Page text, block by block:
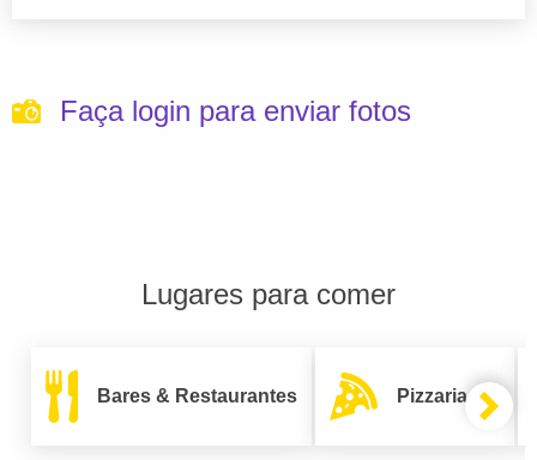
Faça login para enviar fotos
Lugares para comer
Bares & Restaurantes Pizzarias